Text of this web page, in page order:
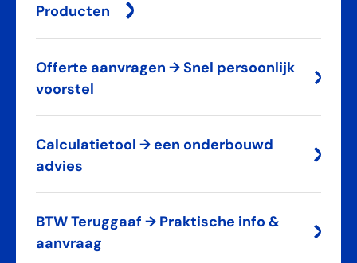
Producten
Offerte aanvragen → Snel persoonlijk
voorstel
Calculatietool → een onderbouwd
advies
BTW Teruggaaf → Praktische info &
aanvraag